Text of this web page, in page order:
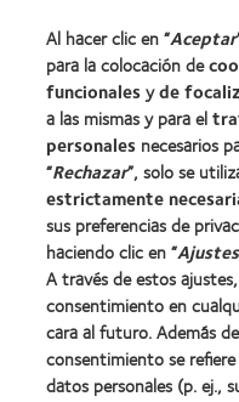
Usuario
Blog
Sobre nosotros
Carreras
Noticias
Contacto
Legal
Política de privacidad
Al hacer clic en “Aceptar
para la colocación de
funcionalesyde
a las mismas y para el
personales necesarios
“Rechazar”, solo se
estrictamente
sus preferencias de
haciendo clic en “
A través de estos
consentimiento en
cara al futuro. Además
consentimiento se
datos personales (p. ej.,